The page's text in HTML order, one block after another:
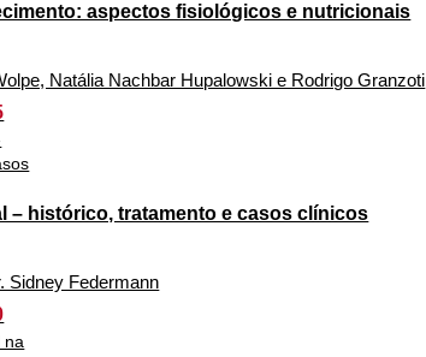
aspectos fisiológicos e nutricionais
Natália Nachbar Hupalowski e Rodrigo Granzoti
– histórico, tratamento e casos clínicos
Sidney Federmann